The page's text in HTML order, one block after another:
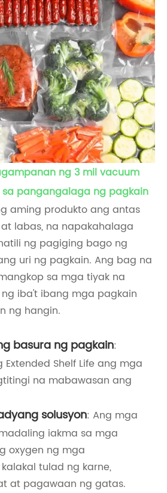
ng 3 mil vacuum
pangangalaga ng pagkain
aming produkto ang antas
labas, na napakahalaga
ng pagiging bago ng
uri ng pagkain. Ang bag na
sa mga tiyak na
iba't ibang mga pagkain
ng hangin.
basura ng pagkain:
Shelf Life ang mga
na mabawasan ang
solusyon: Ang mga
iakma sa mga
oxygen ng mga
tulad ng karne,
at pagawaan ng gatas.